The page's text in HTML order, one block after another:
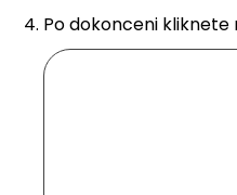
Po dokonceni kliknete